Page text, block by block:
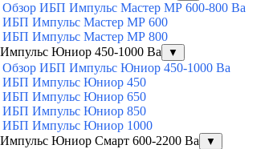
Обзор ИБП Импульс Мастер МР 600-800 Ва
ИБП Импульс Мастер МР 600
ИБП Импульс Мастер МР 800
Юниор 450-1000 Ва
▼
Обзор ИБП Импульс Юниор 450-1000 Ва
ИБП Импульс Юниор 450
ИБП Импульс Юниор 650
ИБП Импульс Юниор 850
ИБП Импульс Юниор 1000
Юниор Смарт 600-2200 Ва
▼